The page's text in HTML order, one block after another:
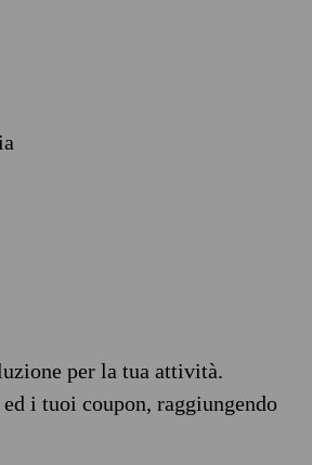
per la tua attività.
i tuoi coupon, raggiungendo